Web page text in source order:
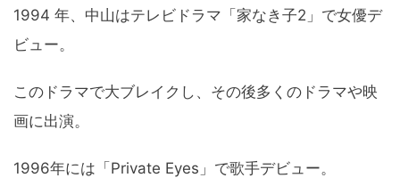
1994 年、中山はテレビドラマ「家なき子2」で女優デ
ビュー。
このドラマで大ブレイクし、その後多くのドラマや映
画に出演。
1996年には「Private Eyes」で歌手デビュー。